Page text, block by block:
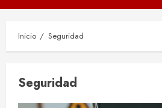
principal
Inicio Seguridad
Seguridad